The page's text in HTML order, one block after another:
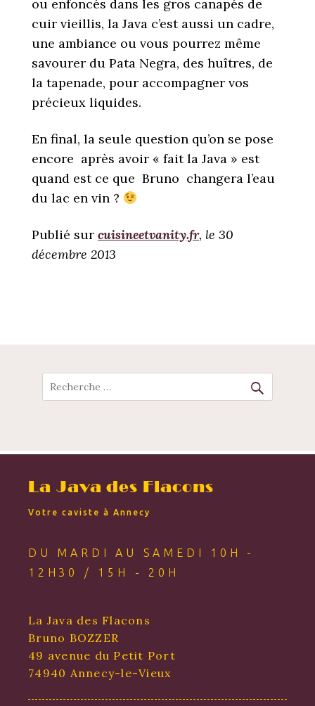
ou enfoncés dans les gros canapés de
cuir vieillis, la Java c’est aussi un cadre,
une ambiance ou vous pourrez même
savourer du Pata Negra, des huîtres, de
la tapenade, pour accompagner vos
précieux liquides.
En final, la seule question qu’on se pose
encore après avoir « fait la Java » est
quand est ce que Bruno changera l’eau
du lac en vin ?
Publié sur cuisineetvanity.fr, le 30
décembre 2013
Recherche
La Java des Flacons
Votre caviste à Annecy
DU MARDI AU SAMEDI 10H -
12H30 / 15H - 20H
La Java des Flacons
Bruno BOZZER
49 avenue du Petit Port
74940 Annecy-le-Vieux